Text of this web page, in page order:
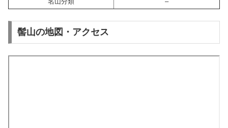
髻山の地図・アクセス